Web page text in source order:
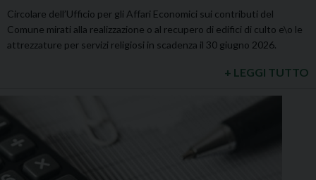
Circolare dell’Ufficio per gli Affari Economici sui contributi del
Comune mirati alla realizzazione o al recupero di edifici di culto e\o le
attrezzature per servizi religiosi in scadenza il 30 giugno 2026.
+ LEGGI TUTTO